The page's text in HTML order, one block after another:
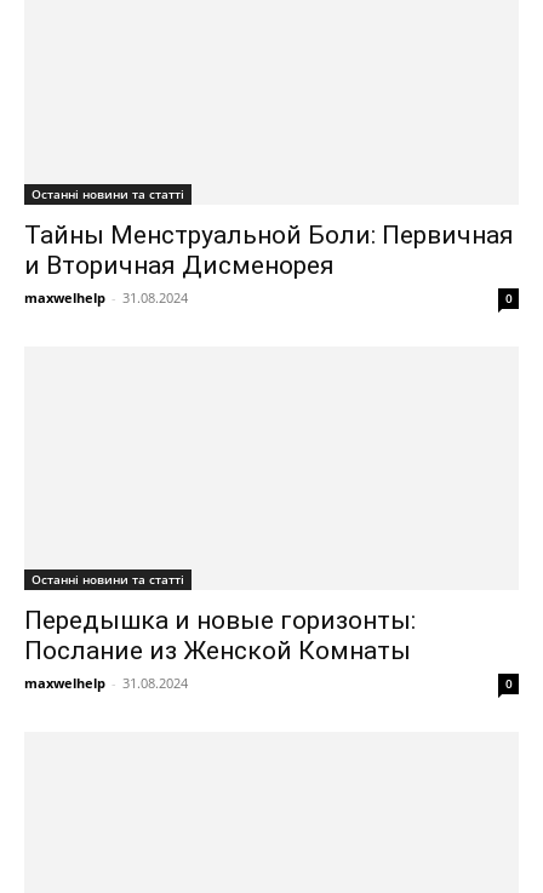
Останні новини та статті
Тайны Менструальной Боли: Первичная
и Вторичная Дисменорея
maxwelhelp - 31.08.2024 0
Останні новини та статті
Передышка и новые горизонты:
Послание из Женской Комнаты
maxwelhelp - 31.08.2024 0